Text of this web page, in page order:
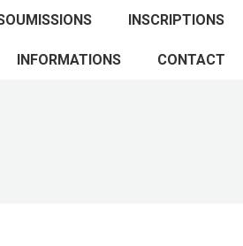
INSCRIPTIONS
INFORMATIONS CONTACT
PROGRAMME COMITÉS
PARTENARIATS